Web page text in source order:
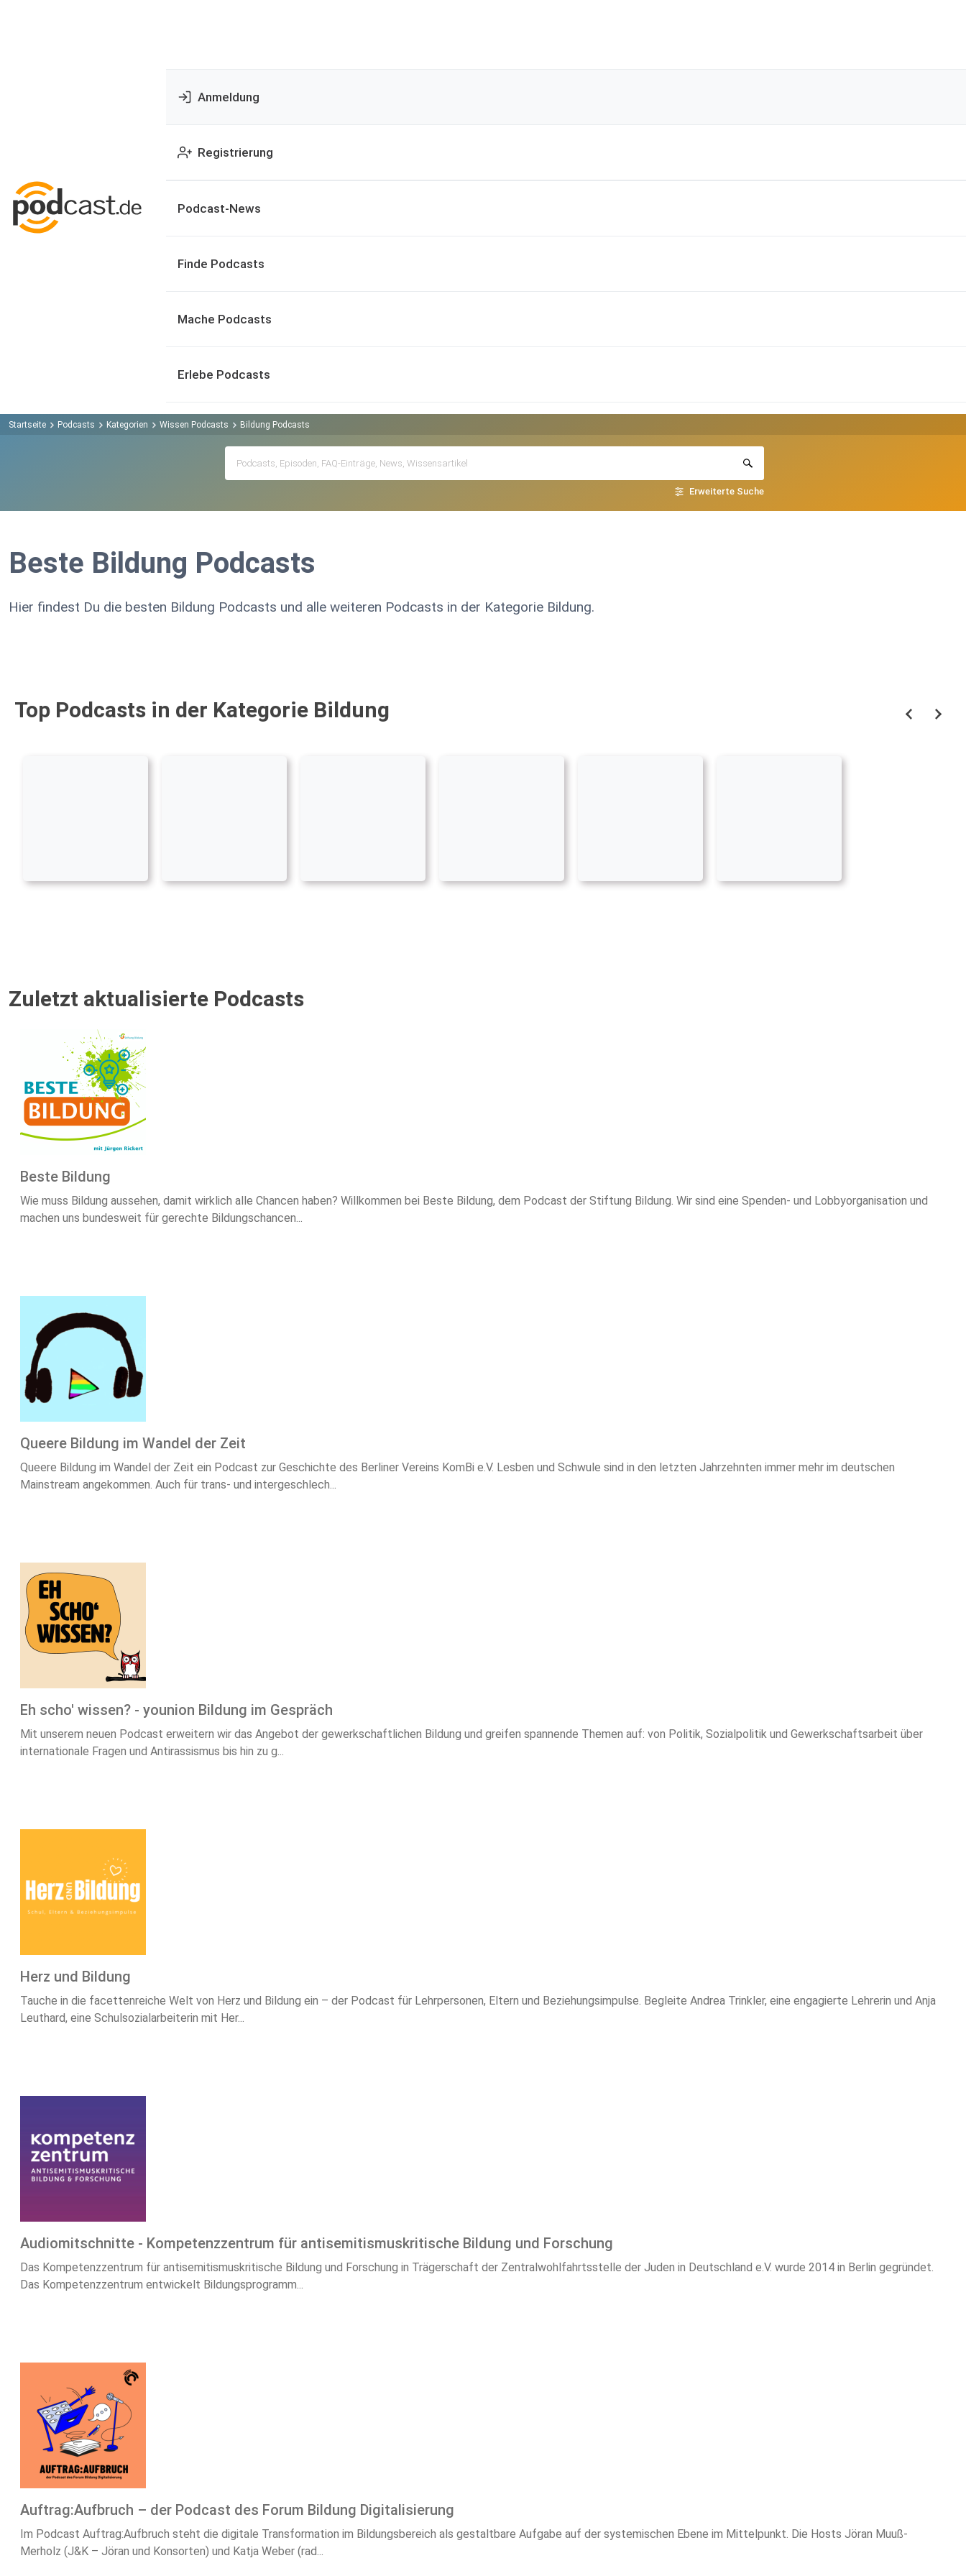
Anmeldung
Registrierung
Podcast-News
Finde Podcasts
Mache Podcasts
Erlebe Podcasts
Startseite Podcasts Kategorien Wissen Podcasts Bildung Podcasts
Erweiterte Suche
Beste Bildung Podcasts
Hier findest Du die besten Bildung Podcasts und alle weiteren Podcasts in der Kategorie Bildung.
Top Podcasts in der Kategorie Bildung
Zuletzt aktualisierte Podcasts
Beste Bildung
Wie muss Bildung aussehen, damit wirklich alle Chancen haben? Willkommen bei Beste Bildung, dem Podcast der Stiftung Bildung. Wir sind eine Spenden- und Lobbyorganisation und
machen uns bundesweit für gerechte Bildungschancen...
Queere Bildung im Wandel der Zeit
Queere Bildung im Wandel der Zeit ein Podcast zur Geschichte des Berliner Vereins KomBi e.V. Lesben und Schwule sind in den letzten Jahrzehnten immer mehr im deutschen
Mainstream angekommen. Auch für trans- und intergeschlech...
Eh scho' wissen? - younion Bildung im Gespräch
Mit unserem neuen Podcast erweitern wir das Angebot der gewerkschaftlichen Bildung und greifen spannende Themen auf: von Politik, Sozialpolitik und Gewerkschaftsarbeit über
internationale Fragen und Antirassismus bis hin zu g...
Herz und Bildung
Tauche in die facettenreiche Welt von Herz und Bildung ein – der Podcast für Lehrpersonen, Eltern und Beziehungsimpulse. Begleite Andrea Trinkler, eine engagierte Lehrerin und Anja
Leuthard, eine Schulsozialarbeiterin mit Her...
Audiomitschnitte - Kompetenzzentrum für antisemitismuskritische Bildung und Forschung
Das Kompetenzzentrum für antisemitismuskritische Bildung und Forschung in Trägerschaft der Zentralwohlfahrtsstelle der Juden in Deutschland e.V. wurde 2014 in Berlin gegründet.
Das Kompetenzzentrum entwickelt Bildungsprogramm...
Auftrag:Aufbruch – der Podcast des Forum Bildung Digitalisierung
Im Podcast Auftrag:Aufbruch steht die digitale Transformation im Bildungsbereich als gestaltbare Aufgabe auf der systemischen Ebene im Mittelpunkt. Die Hosts Jöran Muuß-
Merholz (J&K – Jöran und Konsorten) und Katja Weber (rad...